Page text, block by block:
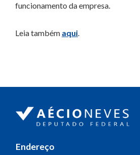
funcionamento da empresa.
Leia também aqui.
Endereço